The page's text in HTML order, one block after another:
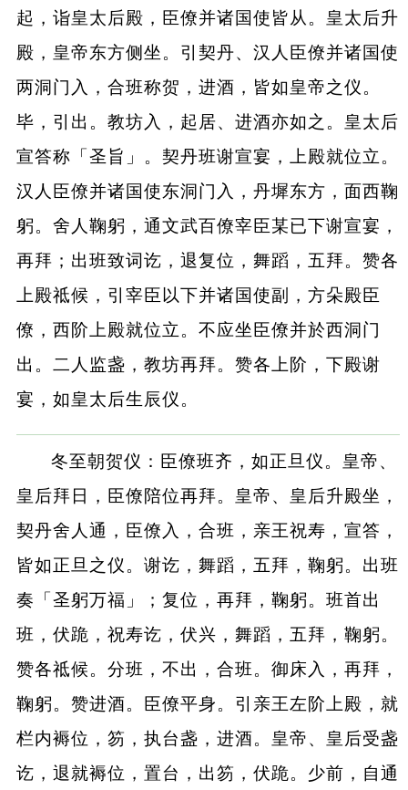
起，诣皇太后殿，臣僚并诸国使皆从。皇太后升
殿，皇帝东方侧坐。引契丹、汉人臣僚并诸国使
两洞门入，合班称贺，进酒，皆如皇帝之仪。
毕，引出。教坊入，起居、进酒亦如之。皇太后
宣答称「圣旨」。契丹班谢宣宴，上殿就位立。
汉人臣僚并诸国使东洞门入，丹墀东方，面西鞠
躬。舍人鞠躬，通文武百僚宰臣某已下谢宣宴，
再拜；出班致词讫，退复位，舞蹈，五拜。赞各
上殿祗候，引宰臣以下并诸国使副，方朵殿臣
僚，西阶上殿就位立。不应坐臣僚并於西洞门
出。二人监盏，教坊再拜。赞各上阶，下殿谢
宴，如皇太后生辰仪。
冬至朝贺仪：臣僚班齐，如正旦仪。皇帝、
皇后拜日，臣僚陪位再拜。皇帝、皇后升殿坐，
契丹舍人通，臣僚入，合班，亲王祝寿，宣答，
皆如正旦之仪。谢讫，舞蹈，五拜，鞠躬。出班
奏「圣躬万福」；复位，再拜，鞠躬。班首出
班，伏跪，祝寿讫，伏兴，舞蹈，五拜，鞠躬。
赞各祗候。分班，不出，合班。御床入，再拜，
鞠躬。赞进酒。臣僚平身。引亲王左阶上殿，就
栏内褥位，笏，执台盏，进酒。皇帝、皇后受盏
讫，退就褥位，置台，出笏，伏跪。少前，自通